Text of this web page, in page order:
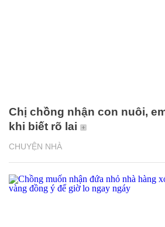
CHUYỆN NHÀ
Chị chồng nhận con nuôi,
khi biết rõ lai